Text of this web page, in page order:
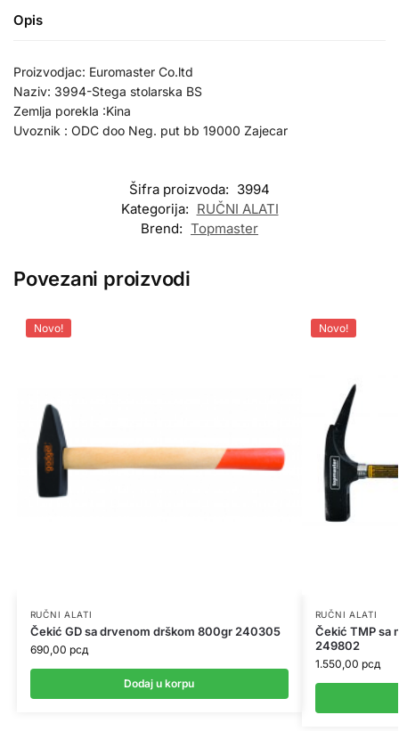
Opis
Proizvodjac: Euromaster Co.ltd
Naziv: 3994-Stega stolarska BS
Zemlja porekla :Kina
Uvoznik : ODC doo Neg. put bb 19000 Zajecar
Šifra proizvoda: 3994
Kategorija: RUČNI ALATI
Brend: Topmaster
Povezani proizvodi
Novo!
RUČNI ALATI
Čekić GD sa drvenom drškom 800gr 240305
690,00 рсд
Dodaj u korpu
Novo!
RUČNI ALATI
Čekić TMP sa
249802
1.550,00 рсд